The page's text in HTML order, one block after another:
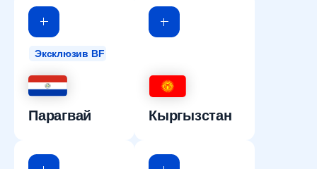
Эксклюзив BF
Парагвай Кыргызстан